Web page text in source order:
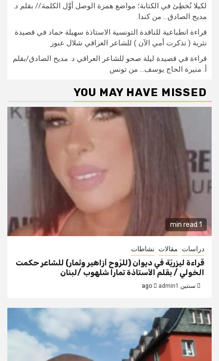
لكيلا نُخطِئ في الكتابة؛ مواضع همزة الوصل أوَّل الكلمة.// بقلم د.
مديح الصادق… من كندا.
قراءة انطباعية للناقدة التونسية الاستاذة سهيلة حماد في قصيدة
نثرية ( تذكرت أمي الآن ) للشاعر العراقي شلال عنوز
قراءة في قصيدة ليلة صحو للشاعر العراقي د. مديح الصادق/بقلم
أ. منيرة الحاج يوسف… من تونس
YOU MAY HAVE MISSED
1 min read
دراسات مقالات نشاطات
قراءة ليزريّة في ديوان (للرّوح أزاهير وثمار) للشاعر حكمت
الخولي / بقلم الأستاذة تمارا شلهوب /لبنان
سنتين ago admin1